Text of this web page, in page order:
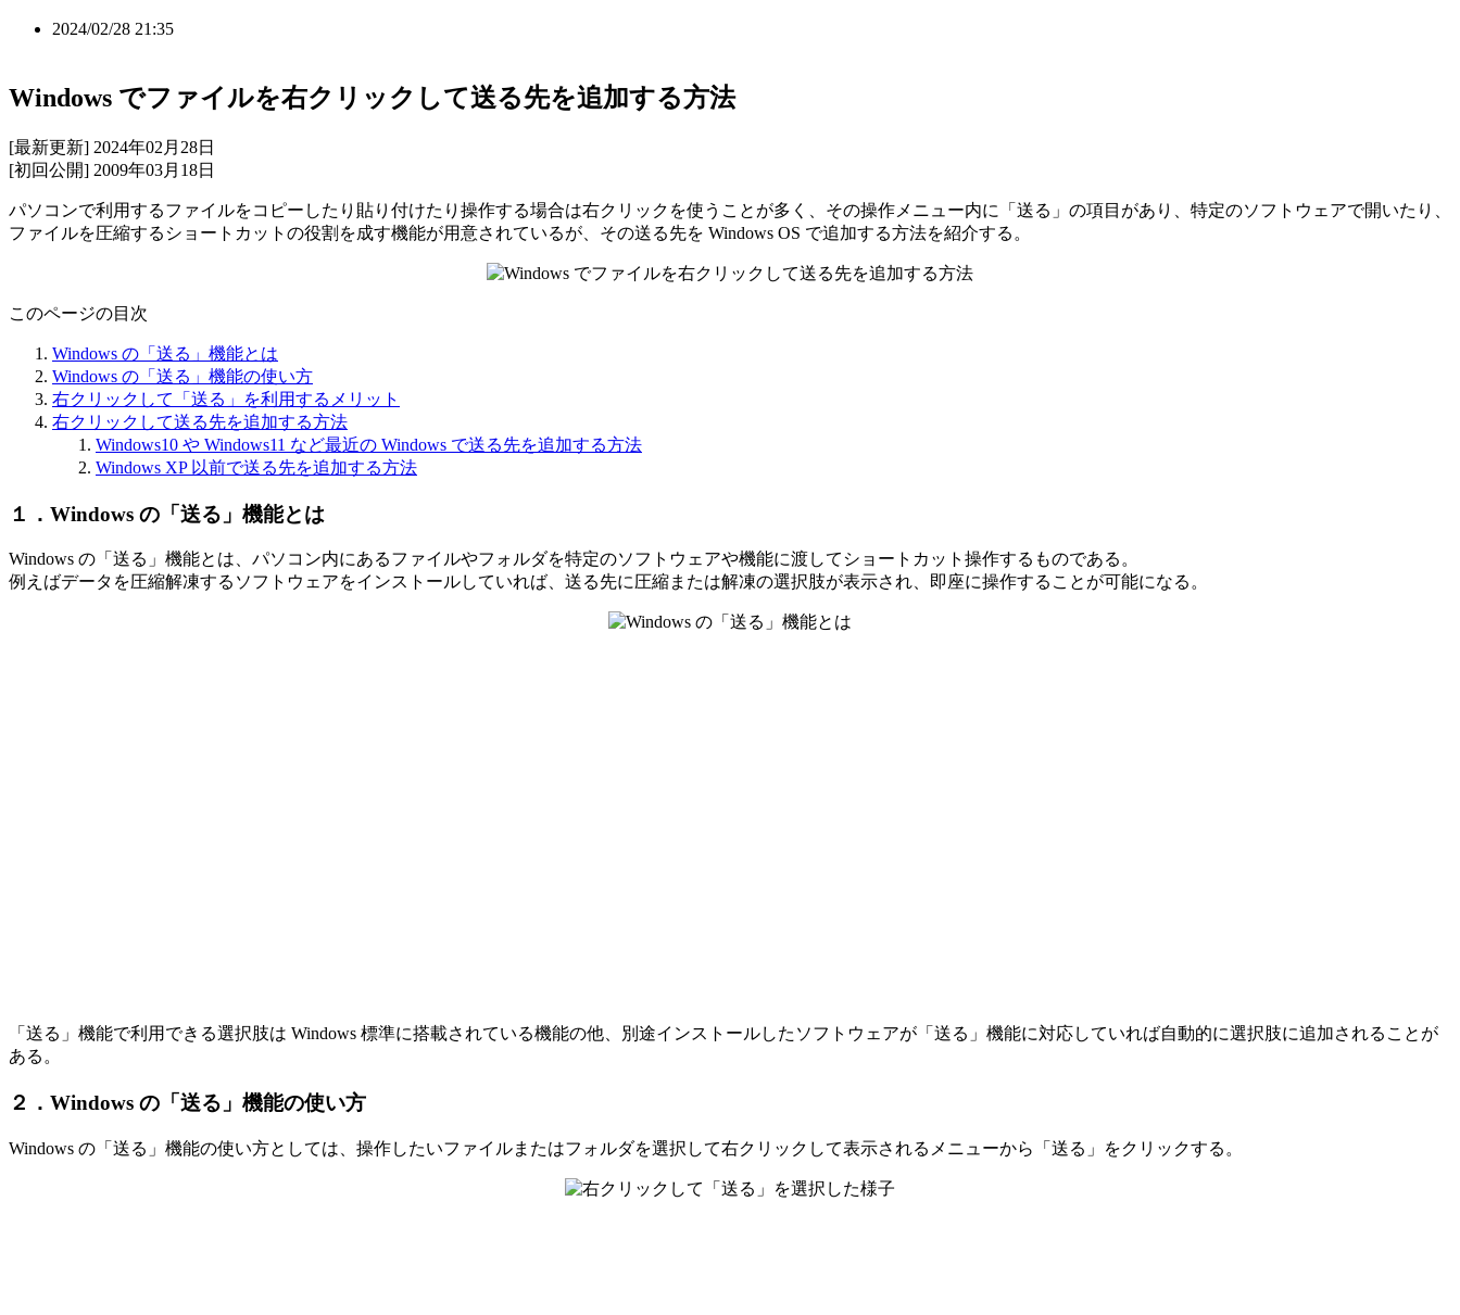
2024/02/28 21:35
Windows でファイルを右クリックして送る先を追加する方法
[最新更新] 2024年02月28日
[初回公開] 2009年03月18日
パソコンで利用するファイルをコピーしたり貼り付けたり操作する場合は右クリックを使うことが多く、その操作メニュー内に「送る」の項目があり、特定のソフトウェアで開いたり、
ファイルを圧縮するショートカットの役割を成す機能が用意されているが、その送る先を Windows OS で追加する方法を紹介する。
このページの目次
Windows の「送る」機能とは
Windows の「送る」機能の使い方
右クリックして「送る」を利用するメリット
右クリックして送る先を追加する方法
Windows10 や Windows11 など最近の Windows で送る先を追加する方法
Windows XP 以前で送る先を追加する方法
１．Windows の「送る」機能とは
Windows の「送る」機能とは、パソコン内にあるファイルやフォルダを特定のソフトウェアや機能に渡してショートカット操作するものである。
例えばデータを圧縮解凍するソフトウェアをインストールしていれば、送る先に圧縮または解凍の選択肢が表示され、即座に操作することが可能になる。
「送る」機能で利用できる選択肢は Windows 標準に搭載されている機能の他、別途インストールしたソフトウェアが「送る」機能に対応していれば自動的に選択肢に追加されることが
ある。
２．Windows の「送る」機能の使い方
Windows の「送る」機能の使い方としては、操作したいファイルまたはフォルダを選択して右クリックして表示されるメニューから「送る」をクリックする。